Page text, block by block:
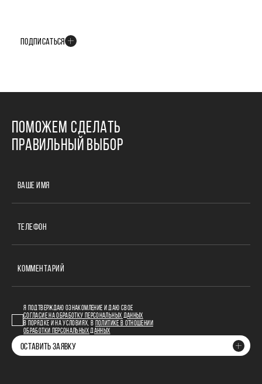
ПОДПИСАТЬСЯ
ПОМОЖЕМ СДЕЛАТЬ
ПРАВИЛЬНЫЙ ВЫБОР
ВАШЕ ИМЯ
ТЕЛЕФОН
КОММЕНТАРИЙ
Я ПОДТВЕРЖДАЮ ОЗНАКОМЛЕНИЕ И ДАЮ СВОЕ
СОГЛАСИЕ НА ОБРАБОТКУ ПЕРСОНАЛЬНЫХ ДАННЫХ
В ПОРЯДКЕ И НА УСЛОВИЯХ, В
ПОЛИТИКЕ В ОТНОШЕНИИ
ОБРАБОТКИ ПЕРСОНАЛЬНЫХ ДАННЫХ
ОСТАВИТЬ ЗАЯВКУ